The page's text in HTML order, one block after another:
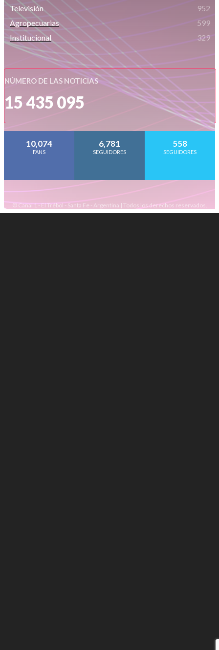
Televisión
952
Agropecuarias
599
Institucional
329
NÚMERO DE LAS NOTICIAS
15 435 095
10,074
FANS
6,781
SEGUIDORES
558
SEGUIDORES
© Canal 1 - El Trébol - Santa Fe - Argentina | Todos los derechos reservados.